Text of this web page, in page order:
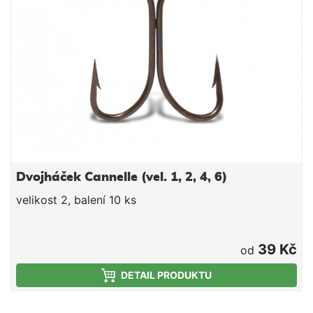
Dvojháček Cannelle (vel. 1, 2, 4, 6)
velikost 2, balení 10 ks
od 39 Kč
DETAIL PRODUKTU